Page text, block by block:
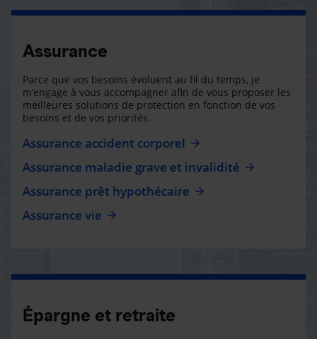
Assurance
Parce que vos besoins évoluent au fil du temps, je
m’engage à vous accompagner afin de vous proposer les
meilleures solutions de protection en fonction de vos
besoins et de vos priorités.
Assurance accident corporel
Assurance maladie grave et invalidité
Assurance prêt hypothécaire
Assurance vie
Épargne et retraite